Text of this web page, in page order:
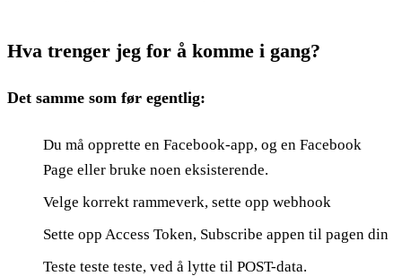
Hva trenger jeg for å komme i gang?
Det samme som før egentlig:
Du må opprette en Facebook-app, og en Facebook
Page eller bruke noen eksisterende.
Velge korrekt rammeverk, sette opp webhook
Sette opp Access Token, Subscribe appen til pagen din
Teste teste teste, ved å lytte til POST-data.